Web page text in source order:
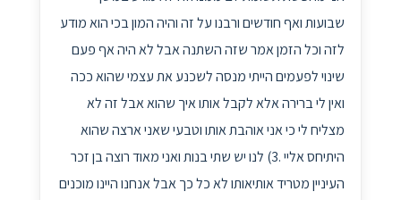
שבועות ואף חודשים ורבנו על זה והיה המון בכי הוא מודע
לזה וכל הזמן אמר שזה השתנה אבל לא היה אף פעם
שינוי לפעמים הייתי מנסה לשכנע את עצמי שהוא ככה
ואין לי ברירה אלא לקבל אותו איך שהוא אבל זה לא
מצליח לי כי אני אוהבת אותו וטבעי שאני ארצה שהוא
היתיחס אליי .3) לנו יש שתי בנות ואני מאוד רוצה בן זכר
העיניין מטריד אותיאותו לא כל כך אבל אנחנו היינו מוכנים